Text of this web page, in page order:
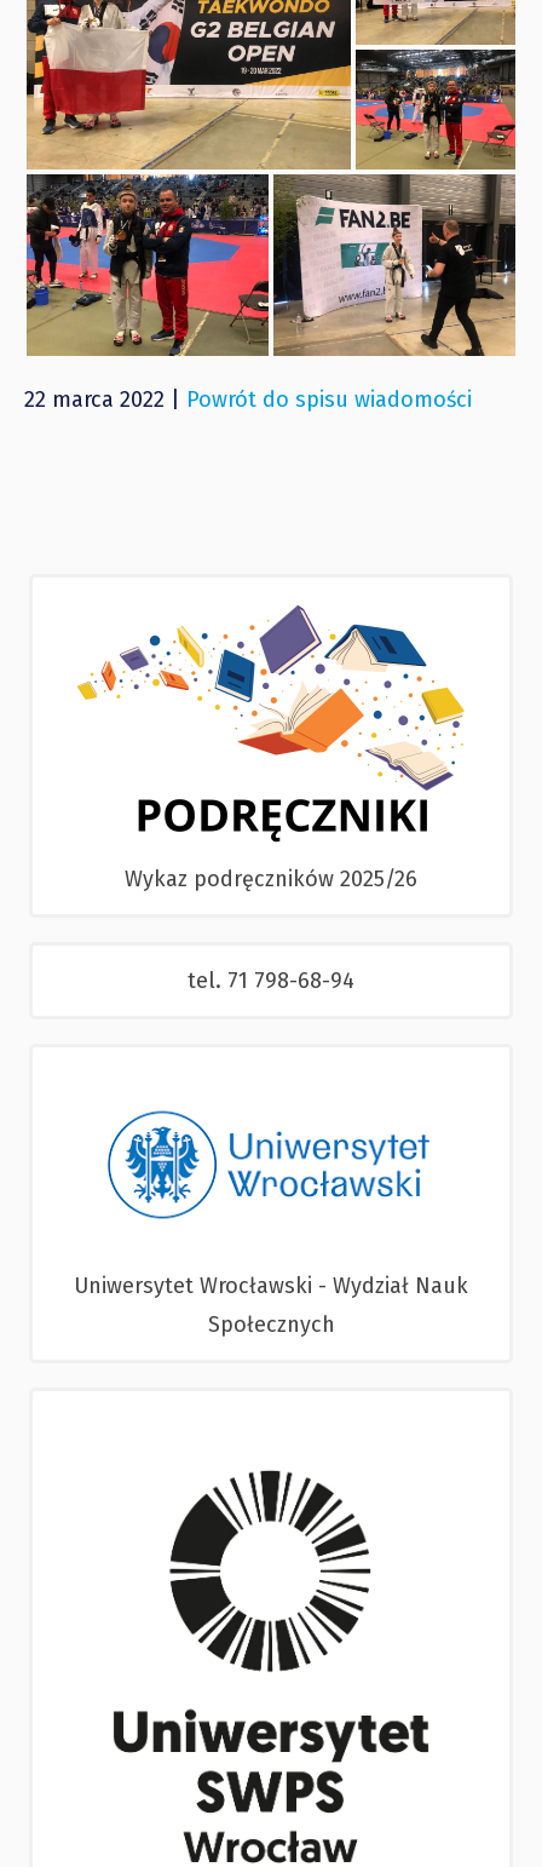
22 marca 2022 | Powrót do spisu wiadomości
Wykaz podręczników 2025/26
tel. 71 798-68-94
Uniwersytet Wrocławski - Wydział Nauk
Społecznych